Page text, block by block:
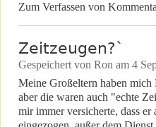
Zum Verfassen von
Zeitzeugen?`
Gespeichert von Ron am 4
Meine Großeltern haben
aber die waren auch "echte
mir immer versicherte, dass